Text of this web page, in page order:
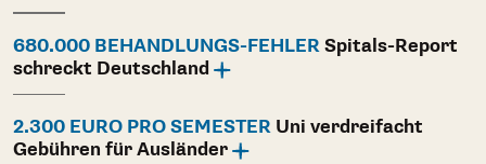
680.000 BEHANDLUNGS-FEHLER Spitals-Report
schreckt Deutschland
2.300 EURO PRO SEMESTER Uni verdreifacht
Gebühren für Ausländer